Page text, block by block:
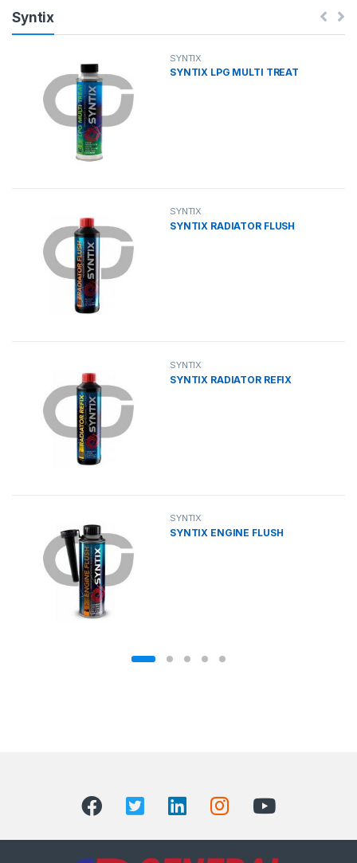
Syntix
SYNTIX
SYNTIX LPG MULTI TREAT
SYNTIX
SYNTIX RADIATOR FLUSH
SYNTIX
SYNTIX RADIATOR REFIX
SYNTIX
SYNTIX ENGINE FLUSH